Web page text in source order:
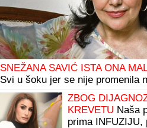
SNEŽANA SAVIĆ ISTA ONA
Svi u šoku jer se nije promenila
ZBOG
KREVETU Naša
prima